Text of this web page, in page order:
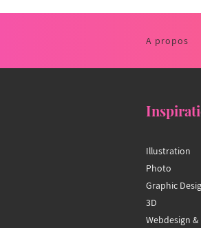
A propos
Illustration
Photo
Graphic
3D
Webdesign &